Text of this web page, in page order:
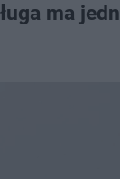
ma